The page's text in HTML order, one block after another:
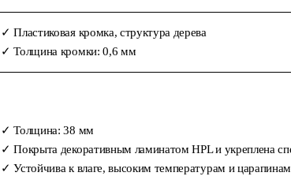
✓ Пластиковая кромка, структура дерева
✓ Толщина кромки: 0,6 мм
✓ Толщина: 38 мм
✓ Покрыта декоративным ламинатом HPL и укреплена
✓ Устойчива к влаге, высоким температурам и